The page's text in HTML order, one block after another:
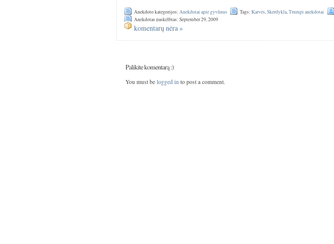
Anekdoto kategorijos:Anekdotai apie gyvūnus Tags:Karvės,Skerdykla,Trumpi anekdotai
Anekdotas paskelbtas: September 29, 2009
komentarų nėra »
Palikite komentarą :)
You must be logged into post a comment.